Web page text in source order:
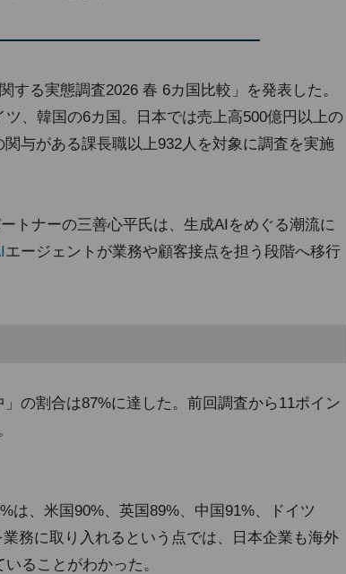
する実態調査2026 春 6カ国比較」を発表した。
、韓国の6カ国。日本では売上高500億円以上の
与がある課長職以上932人を対象に調査を実施
トナーの三善心平氏は、生成AIをめぐる潮流に
エージェントが業務や顧客接点を担う段階へ移行
の割合は87%に達した。前回調査から11ポイン
は、米国90%、英国89%、中国91%、ドイツ
務に取り入れるという点では、日本企業も海外
ることがわかった。